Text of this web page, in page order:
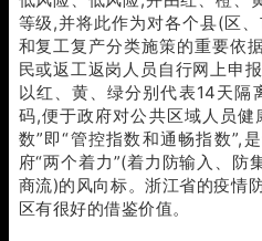
等级,并将此作为对各个县(区
和复工复产分类施策的重要依
民或返工返岗人员自行网上申
以红、黄、绿分别代表14天隔
码,便于政府对公共区域人员
数”即“管控指数和通畅指数”,
府“两个着力”(着力防输入、防
商流)的风向标。浙江省的疫情
区有很好的借鉴价值。